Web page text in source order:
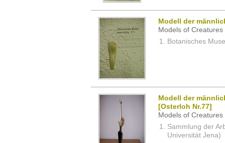
Modell der
Models of
Botanisches
Modell der
[Osterloh Nr.77]
Models of
Sammlung der
Universität Jena)